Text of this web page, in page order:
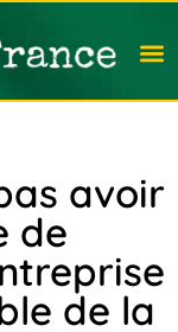
avoir
de
de la